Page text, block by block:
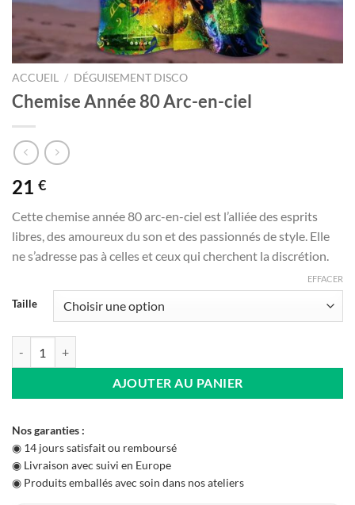
ACCUEIL / DÉGUISEMENT DISCO
Chemise Année 80 Arc-en-ciel
21 €
Cette chemise année 80 arc-en-ciel est l’alliée des esprits
libres, des amoureux du son et des passionnés de style. Elle
ne s’adresse pas à celles et ceux qui cherchent la discrétion.
Taille
EFFACER
AJOUTER AU PANIER
Nos garanties :
◉ 14 jours satisfait ou remboursé
◉ Livraison avec suivi en Europe
◉ Produits emballés avec soin dans nos ateliers